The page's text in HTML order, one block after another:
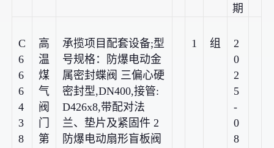
期
C
6
6
6
4
3
8
高
温
煤
气
阀
门
第
承揽项目配套设备;型
号规格：防爆电动金
属密封蝶阀 三偏心硬
密封型,DN400,接管:
D426x8,带配对法
兰、垫片及紧固件 2
防爆电动扇形盲板阀
1 组
2
0
2
5
-
0
8